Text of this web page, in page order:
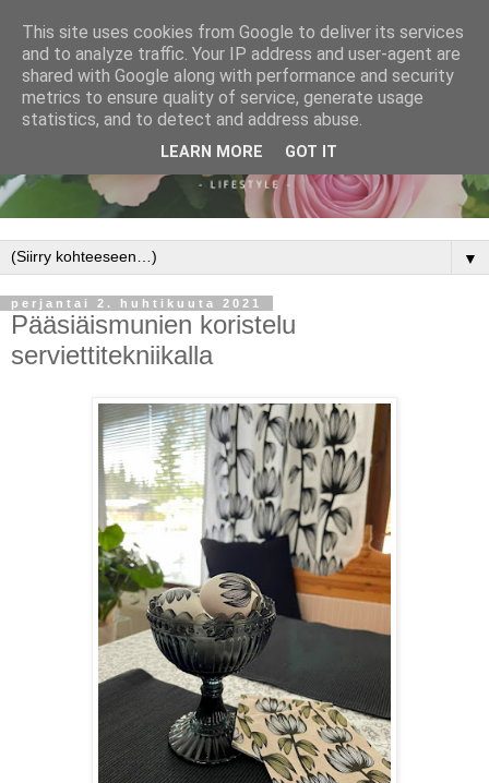
▼
perjantai 2. huhtikuuta 2021
Pääsiäismunien koristelu
serviettitekniikalla
This site uses cookies from Google to deliver its services
and to analyze traffic. Your IP address and user-agent are
shared with Google along with performance and security
metrics to ensure quality of service, generate usage
statistics, and to detect and address abuse.
LEARN MORE GOT IT